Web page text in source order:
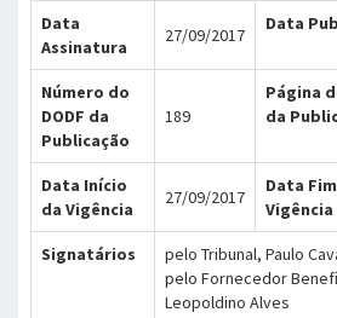
Data
Assinatura
27/09/2017
Data
Número do
DODF da
Publicação
189
Página
da
Data Início
da Vigência
27/09/2017
Data
Vigência
Signatários
pelo Tribunal, Paulo
pelo Fornecedor
Leopoldino Alves